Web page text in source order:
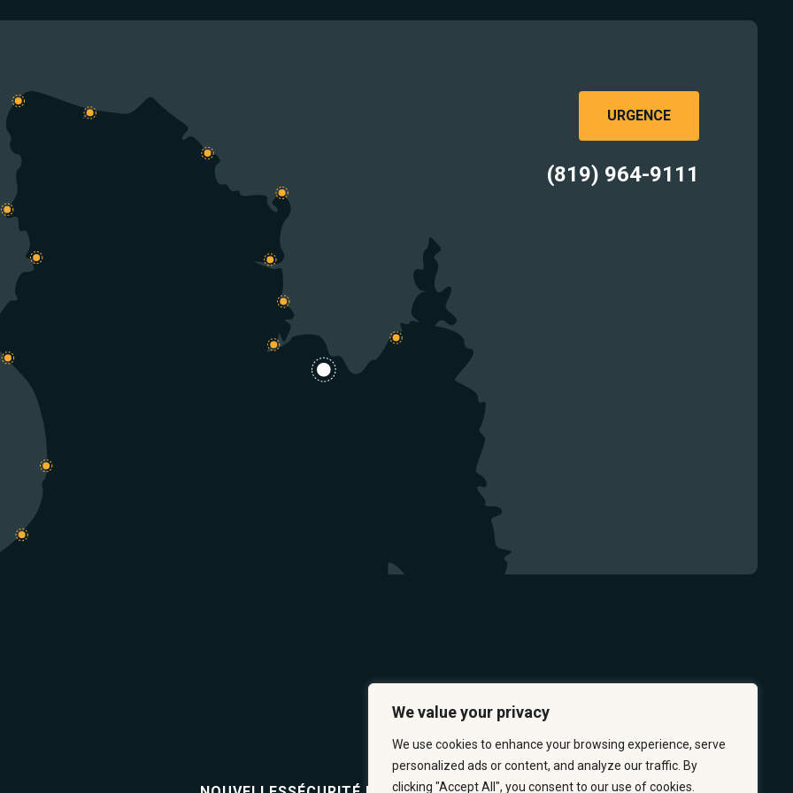
We value your privacy
We use cookies to enhance your browsing experience, serve
personalized ads or content, and analyze our traffic. By
clicking "Accept All", you consent to our use of cookies.
URGENCE
(819) 964-9111